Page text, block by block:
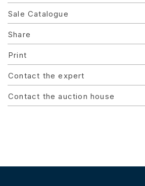
Sale Catalogue
Share
Print
Contact the expert
Contact the auction house